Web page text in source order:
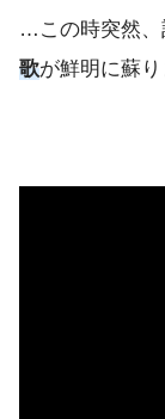
…この時突然、
歌が鮮明に蘇り